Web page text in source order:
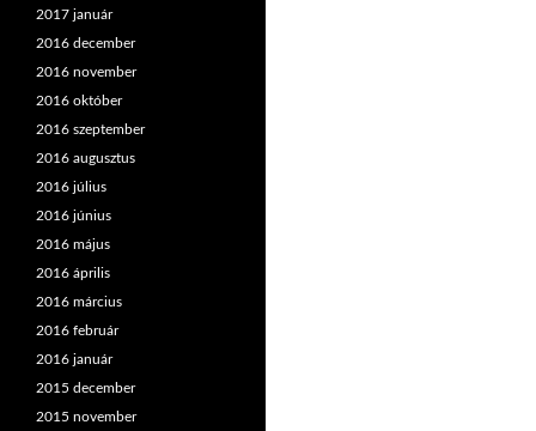
2017 január
2016 december
2016 november
2016 október
2016 szeptember
2016 augusztus
2016 július
2016 június
2016 május
2016 április
2016 március
2016 február
2016 január
2015 december
2015 november